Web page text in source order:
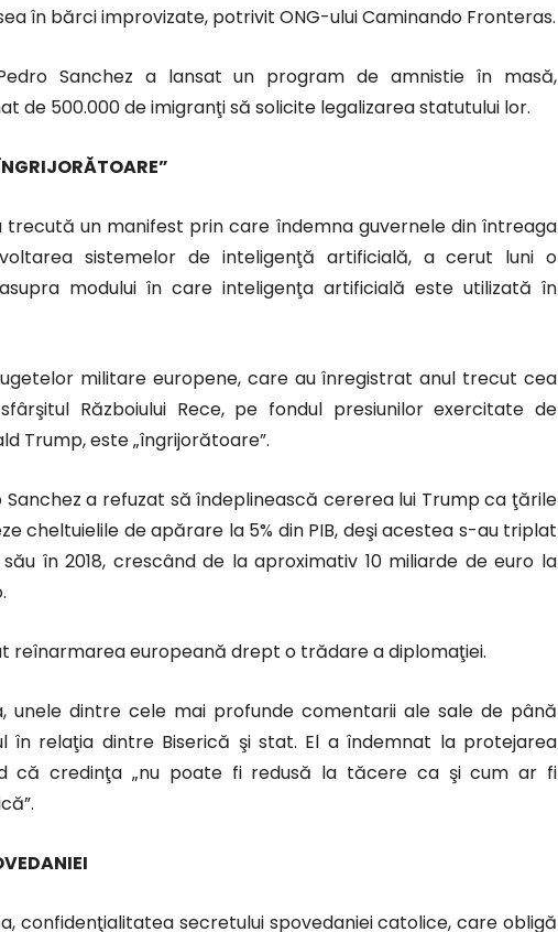
în bărci improvizate, potrivit ONG-ului Caminando Fronteras.
Sanchez a lansat un program de amnistie în masă,
de 500.000 de imigranţi să solicite legalizarea statutului lor.
trecută un manifest prin care îndemna guvernele din întreaga
sistemelor de inteligenţă artificială, a cerut luni o
modului în care inteligenţa artificială este utilizată în
militare europene, care au înregistrat anul trecut cea
Războiului Rece, pe fondul presiunilor exercitate de
Trump, este „îngrijorătoare”.
a refuzat să îndeplinească cererea lui Trump ca ţările
cheltuielile de apărare la 5% din PIB, deşi acestea s-au triplat
în 2018, crescând de la aproximativ 10 miliarde de euro la
reînarmarea europeană drept o trădare a diplomaţiei.
unele dintre cele mai profunde comentarii ale sale de până
în relaţia dintre Biserică şi stat. El a îndemnat la protejarea
că credinţa „nu poate fi redusă la tăcere ca şi cum ar fi
confidenţialitatea secretului spovedaniei catolice, care obligă